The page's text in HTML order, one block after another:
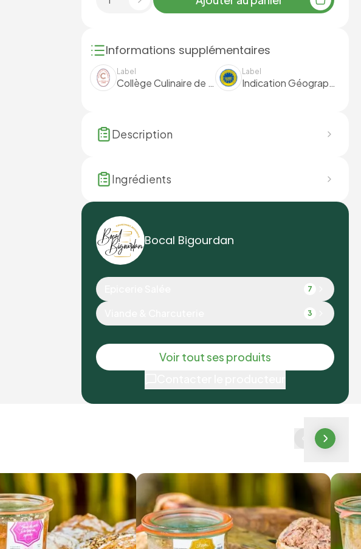
Informations supplémentaires
Label
Collège Culinaire de France
Label
Indication Géographique Protégée (IGP)
Description
Ingrédients
Bocal Bigourdan
7
3
Voir tout ses produits